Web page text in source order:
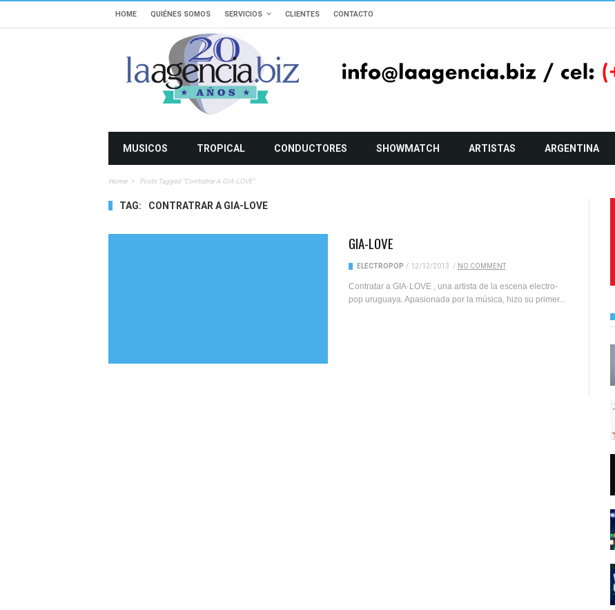
HOME QUIÉNES SOMOS SERVICIOS CLIENTES CONTACTO
MUSICOS TROPICAL CONDUCTORES SHOWMATCH ARTISTAS ARGENTINA
Home Posts Tagged "Contratrar A GIA-LOVE"
TAG: CONTRATRAR A GIA-LOVE
GIA-LOVE
ELECTROPOP / 12/12/2013 / NO COMMENT
Contratar a GIA·LOVE , una artista de la escena electro-
pop uruguaya. Apasionada por la música, hizo su primer...